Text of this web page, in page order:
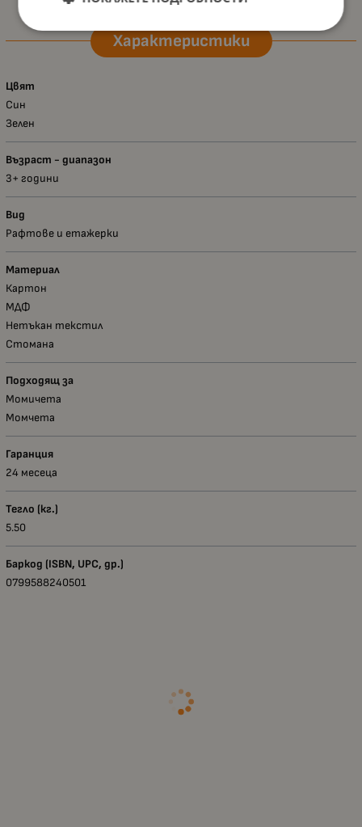
Характеристики
Цвят
Син
Зелен
Възраст - диапазон
3+ години
Вид
Рафтове и етажерки
Материал
Картон
МДФ
Нетъкан текстил
Стомана
Подходящ за
Момичета
Момчета
Гаранция
24 месеца
Тегло (кг.)
5.50
Баркод (ISBN, UPC, др.)
0799588240501